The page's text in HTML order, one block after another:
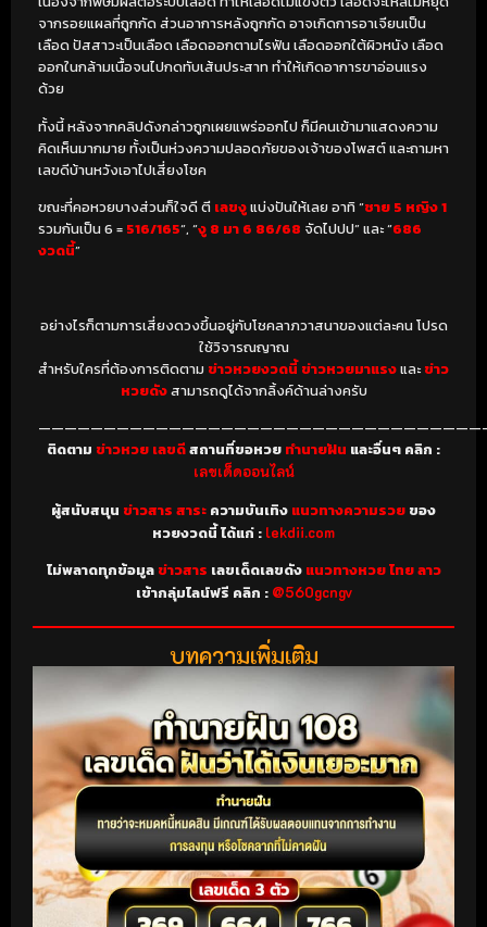
จากรอยแผลที่ถูกกัด ส่วนอาการหลังถูกกัด อาจเกิดการอาเจียนเป็น
เลือด ปัสสาวะเป็นเลือด เลือดออกตามไรฟัน เลือดออกใต้ผิวหนัง เลือด
ออกในกล้ามเนื้อจนไปกดทับเส้นประสาท ทำให้เกิดอาการขาอ่อนแรง
ด้วย
ทั้งนี้ หลังจากคลิปดังกล่าวถูกเผยแพร่ออกไป ก็มีคนเข้ามาแสดงความ
คิดเห็นมากมาย ทั้งเป็นห่วงความปลอดภัยของเจ้าของโพสต์ และถามหา
เลขดีบ้านหวังเอาไปเสี่ยงโชค
ขณะที่คอหวยบางส่วนก็ใจดี ตี เลขงูแบ่งปันให้เลย อาทิ “ชาย 5 หญิง 1
รวมกันเป็น 6 = 516/165“, “งู 8 มา 6 86/68 จัดไปปป” และ “686
งวดนี้”
อย่างไรก็ตามการเสี่ยงดวงขึ้นอยู่กับโชคลาภวาสนาของแต่ละคน โปรด
ใช้วิจารณญาณ
สำหรับใครที่ต้องการติดตาม ข่าวหวยงวดนี้ ข่าวหวยมาแรงและ ข่าว
หวยดังสามารถดูได้จากลิ้งค์ด้านล่างครับ
ติดตาม ข่าวหวย เลขดีสถานที่ขอหวย ทำนายฝัน และอื่นๆ คลิก :
เลขเด็ดออนไลน์
ผู้สนับสนุน ข่าวสาร สาระ ความบันเทิง แนวทางความรวย ของ
หวยงวดนี้ ได้แก่ : lekdii.com
ไม่พลาดทุกข้อมูล ข่าวสาร เลขเด็ดเลขดัง แนวทางหวย ไทย ลาว
เข้ากลุ่มไลน์ฟรี คลิก : @560gcngv
บทความเพิ่มเติม